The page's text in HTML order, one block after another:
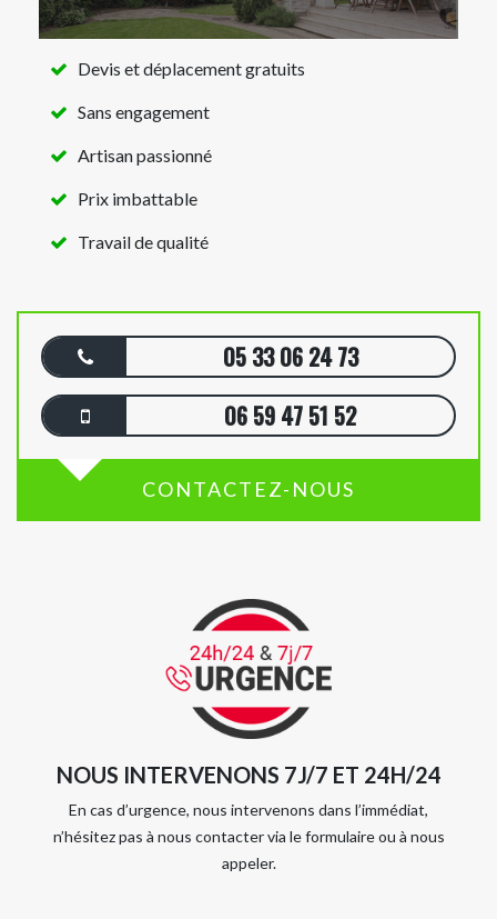
Devis et déplacement gratuits
Sans engagement
Artisan passionné
Prix imbattable
Travail de qualité
05 33 06 24 73
06 59 47 51 52
CONTACTEZ-NOUS
NOUS INTERVENONS 7J/7 ET 24H/24
En cas d’urgence, nous intervenons dans l’immédiat,
n’hésitez pas à nous contacter via le formulaire ou à nous
appeler.